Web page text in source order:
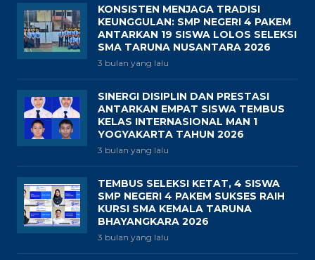
KONSISTEN MENJAGA TRADISI
KEUNGGULAN: SMP NEGERI 4 PAKEM
ANTARKAN 19 SISWA LOLOS SELEKSI
SMA TARUNA NUSANTARA 2026
3 bulan yang lalu
SINERGI DISIPLIN DAN PRESTASI
ANTARKAN EMPAT SISWA TEMBUS
KELAS INTERNASIONAL MAN 1
YOGYAKARTA TAHUN 2026
3 bulan yang lalu
TEMBUS SELEKSI KETAT, 4 SISWA
SMP NEGERI 4 PAKEM SUKSES RAIH
KURSI SMA KEMALA TARUNA
BHAYANGKARA 2026
3 bulan yang lalu